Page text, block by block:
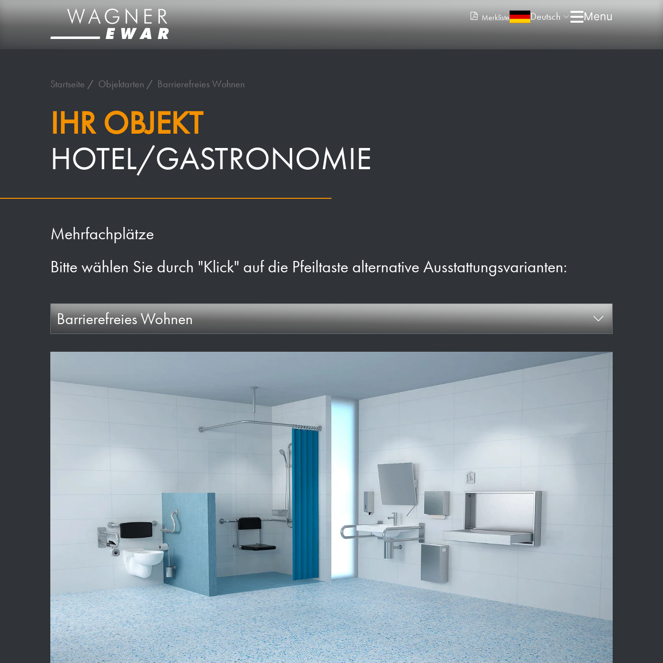
Merkliste Deutsch
Startseite Objektarten Barrierefreies Wohnen
IHR OBJEKT
HOTEL/GASTRONOMIE
Mehrfachplätze
Bitte wählen Sie durch "Klick" auf die Pfeiltaste alternative Ausstattungsvarianten:
Barrierefreies Wohnen